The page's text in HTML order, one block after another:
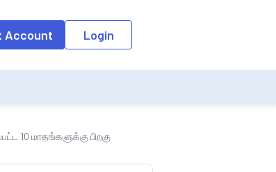
field, the suggestion list will be updated as per the
Account Login
10 மாதங்களுக்கு பிறகு